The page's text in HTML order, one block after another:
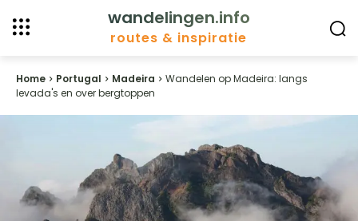
wandelingen.info
routes & inspiratie
Home Portugal Madeira
Wandelen op Madeira: langs
levada's en over bergtoppen